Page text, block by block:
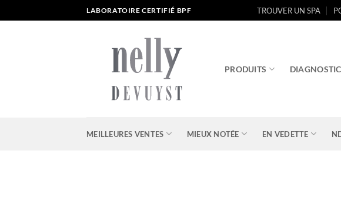
au
LABORATOIRE CERTIFIÉ BPF TROUVER UN SPA
PRODUITS
MEILLEURES VENTES MIEUX NOTÉE EN VEDETTE